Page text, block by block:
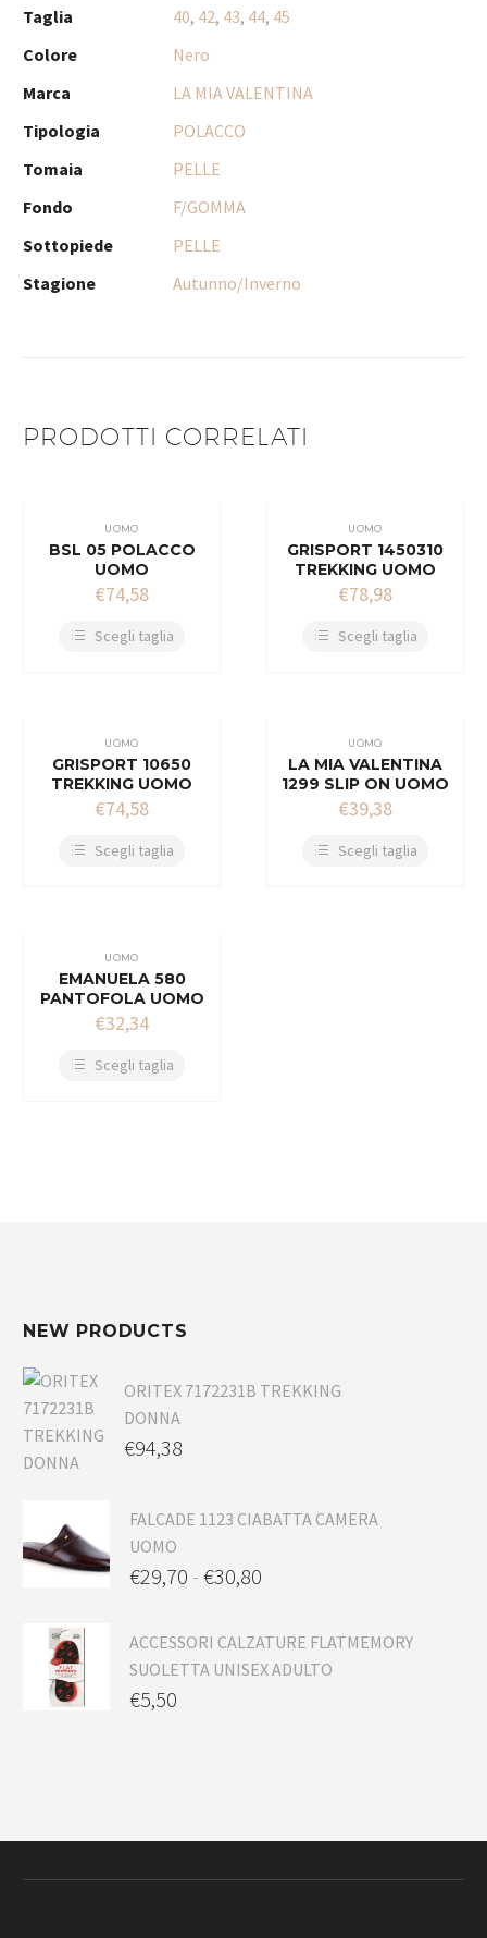
Taglia 40, 42, 43, 44, 45
Colore
Nero
Marca
LA MIA VALENTINA
Tipologia
POLACCO
Tomaia
PELLE
Fondo
F/GOMMA
Sottopiede
PELLE
Stagione
Autunno/Inverno
PRODOTTI CORRELATI
UOMO
BSL 05 POLACCO
UOMO
€74,58
Scegli taglia
UOMO
GRISPORT 1450310
TREKKING UOMO
€78,98
Scegli taglia
UOMO
GRISPORT 10650
TREKKING UOMO
€74,58
Scegli taglia
UOMO
LA MIA VALENTINA
1299 SLIP ON UOMO
€39,38
Scegli taglia
UOMO
EMANUELA 580
PANTOFOLA UOMO
€32,34
Scegli taglia
NEW PRODUCTS
ORITEX 7172231B TREKKING
DONNA
€94,38
FALCADE 1123 CIABATTA CAMERA
UOMO
€29,70 - €30,80
ACCESSORI CALZATURE FLATMEMORY
SUOLETTA UNISEX ADULTO
€5,50